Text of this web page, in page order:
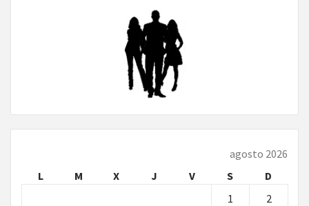
agosto 2026
L
M X J V S
D
1
2